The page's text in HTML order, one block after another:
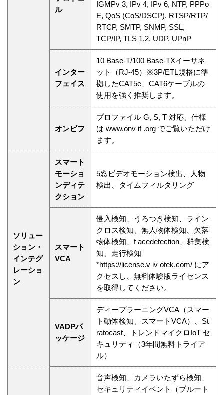
ル
IGMPv 3, IPv 4, IPv 6, NTP, PPPo
E, QoS (CoS/DSCP), RTSP/RTP/
RTCP, SMTP, SNMP, SSL,
TCP/IP, TLS 1.2, UDP, UPnP
インター
フェイス
10 Base-T/100 Base-TXイーサネ
ット（RJ-45）※3P/ETL規格に準
拠したCAT5e、CAT6ケーブルの
使用を強く推奨します。
オンビフ
プロファイル G, S, T 対応、仕様
は www.onv if .org でご覧いただけ
ます。
ソリュー
ション・
インテグ
レーショ
ン
スマート
モーショ
ンディテ
クション
5窓ビデオモーション検出、人物
検出、タイムフィルタリング
スマート
VCA
侵入検知、うろつき検知、ライン
クロス検知、無人物体検知、欠落
物体検知、f acedetection、群集検
知、走行検知
*https://license.v iv otek.com/ にア
クセスし、無料体験版ライセンス
を取得してください。
VADPパ
ッケージ
ディープラーニングVCA（スマー
ト動体検知、スマートVCA）、St
ratocast、トレンドマイクロIoT セ
キュリティ（3年間無料トライア
ル）
音声検知、カメラいたずら検知、
セキュリティイベント（ブルート